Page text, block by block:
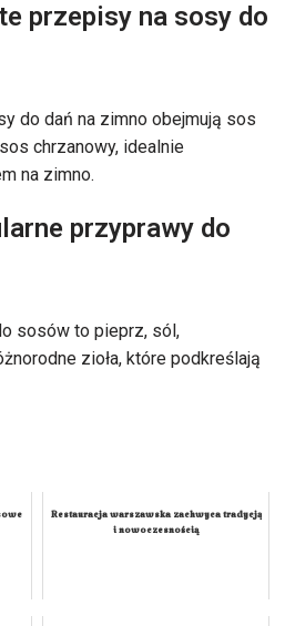
przepisy na sosy do
do dań na zimno obejmują sos
chrzanowy, idealnie
na zimno.
przyprawy do
sosów to pieprz, sól,
zioła, które podkreślają
Restauracja warszawska zachwyca tradycją
i nowoczesnością